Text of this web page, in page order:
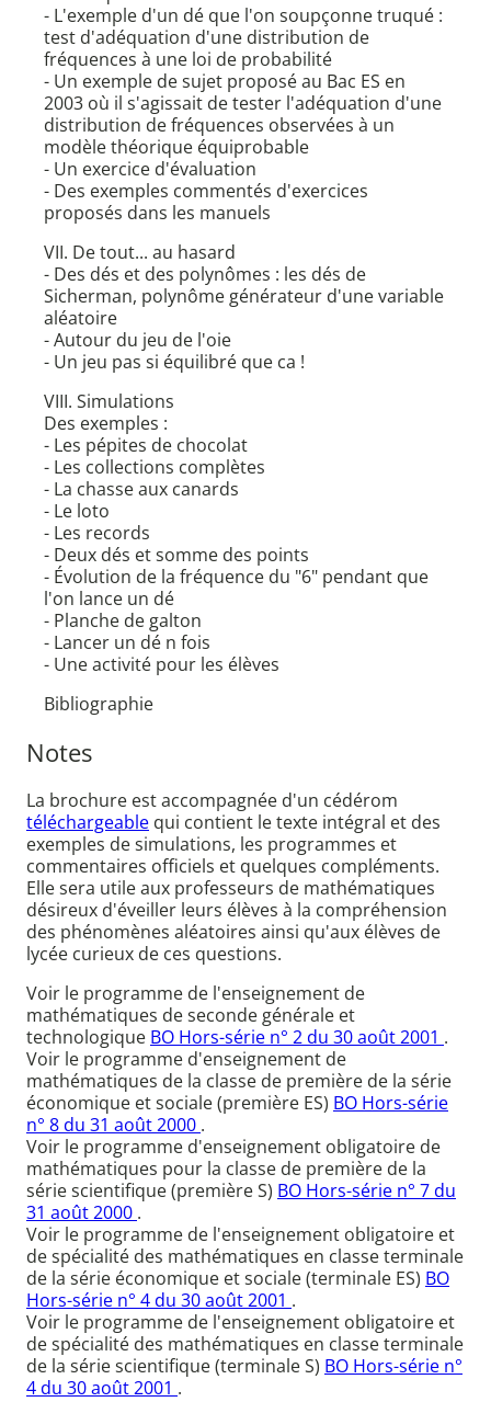
- L'exemple d'un dé que l'on soupçonne truqué :
test d'adéquation d'une distribution de
fréquences à une loi de probabilité
- Un exemple de sujet proposé au Bac ES en
2003 où il s'agissait de tester l'adéquation d'une
distribution de fréquences observées à un
modèle théorique équiprobable
- Un exercice d'évaluation
- Des exemples commentés d'exercices
proposés dans les manuels
VII. De tout... au hasard
- Des dés et des polynômes : les dés de
Sicherman, polynôme générateur d'une variable
aléatoire
- Autour du jeu de l'oie
- Un jeu pas si équilibré que ca !
VIII. Simulations
Des exemples :
- Les pépites de chocolat
- Les collections complètes
- La chasse aux canards
- Le loto
- Les records
- Deux dés et somme des points
- Évolution de la fréquence du "6" pendant que
l'on lance un dé
- Planche de galton
- Lancer un dé n fois
- Une activité pour les élèves
Bibliographie
Notes
La brochure est accompagnée d'un cédérom
téléchargeable qui contient le texte intégral et des
exemples de simulations, les programmes et
commentaires officiels et quelques compléments.
Elle sera utile aux professeurs de mathématiques
désireux d'éveiller leurs élèves à la compréhension
des phénomènes aléatoires ainsi qu'aux élèves de
lycée curieux de ces questions.
Voir le programme de l'enseignement de
mathématiques de seconde générale et
technologique BO Hors-série n° 2 du 30 août 2001 .
Voir le programme d'enseignement de
mathématiques de la classe de première de la série
économique et sociale (première ES) BO Hors-série
n° 8 du 31 août 2000 .
Voir le programme d'enseignement obligatoire de
mathématiques pour la classe de première de la
série scientifique (première S) BO Hors-série n° 7 du
31 août 2000 .
Voir le programme de l'enseignement obligatoire et
de spécialité des mathématiques en classe terminale
de la série économique et sociale (terminale ES) BO
Hors-série n° 4 du 30 août 2001 .
Voir le programme de l'enseignement obligatoire et
de spécialité des mathématiques en classe terminale
de la série scientifique (terminale S) BO Hors-série n°
4 du 30 août 2001 .